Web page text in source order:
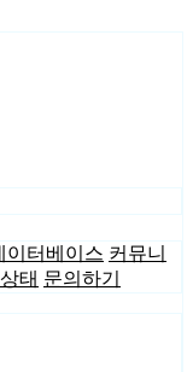
이터베이스 커뮤니
태 문의하기